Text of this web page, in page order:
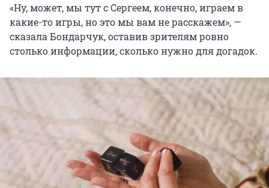
«Ну, может, мы тут с Сергеем, конечно, играем в
какие-то игры, но это мы вам не расскажем», —
сказала Бондарчук, оставив зрителям ровно
столько информации, сколько нужно для догадок.